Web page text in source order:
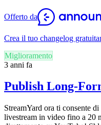
Offerto da
Crea il tuo changelog
Miglioramento
3 anni fa
Publish Long-
StreamYard ora ti consente
livestream in video fino a 20